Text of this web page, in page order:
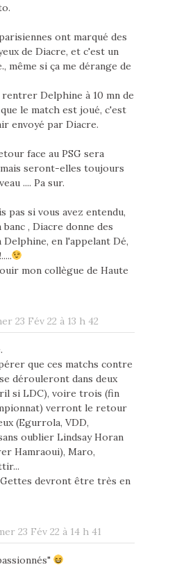
ont marqué des
de Diacre, et c'est un
même si ça me dérange de
Delphine à 10 mn de
le match est joué, c'est
envoyé par Diacre.
face au PSG sera
seront-elles toujours
.... Pa sur.
pas si vous avez entendu,
banc , Diacre donne des
Delphine, en l'appelant Dé,
mon collègue de Haute
23 Fév 22 à 13 h 42
que ces matchs contre
dérouleront dans deux
si LDC), voire trois (fin
verront le retour
(Egurrola, VDD,
oublier Lindsay Horan
Hamraoui), Maro,
devront être très en
23 Fév 22 à 14 h 41